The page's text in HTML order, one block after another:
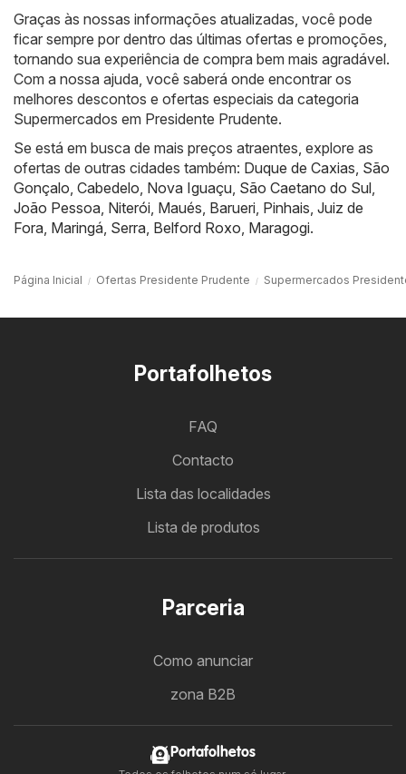
Graças às nossas informações atualizadas, você pode
ficar sempre por dentro das últimas ofertas e promoções,
tornando sua experiência de compra bem mais agradável.
Com a nossa ajuda, você saberá onde encontrar os
melhores descontos e ofertas especiais da categoria
Supermercados em Presidente Prudente.
Se está em busca de mais preços atraentes, explore as
ofertas de outras cidades também: Duque de Caxias São
Gonçalo Cabedelo Nova Iguaçu São Caetano do Sul
João Pessoa Niterói Maués Barueri Pinhais Juiz de
Fora Maringá Serra Belford Roxo Maragogi.
Página Inicial Ofertas Presidente Prudente Supermercados
Portafolhetos
FAQ
Contacto
Lista das localidades
Lista de produtos
Parceria
Como anunciar
zona B2B
Portafolhetos